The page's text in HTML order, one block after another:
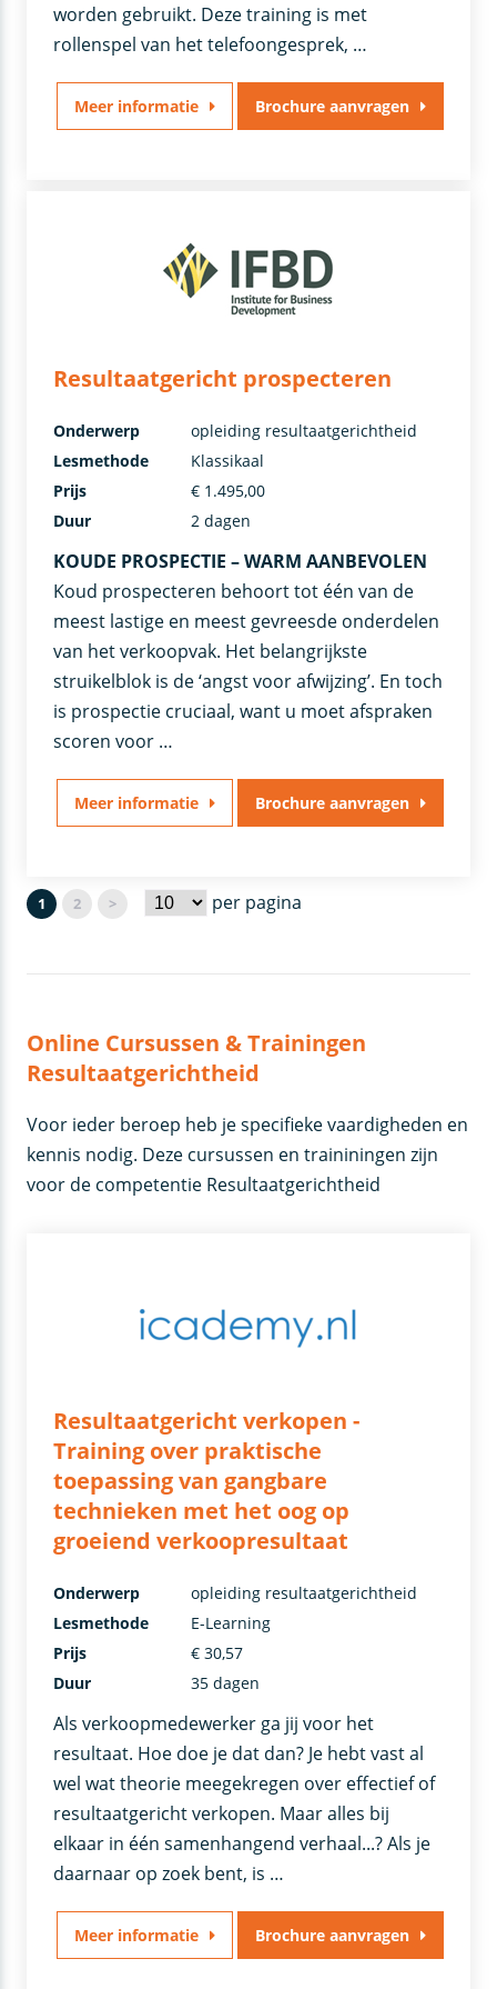
worden gebruikt. Deze training is met
rollenspel van het telefoongesprek, …
Meer informatie Brochure aanvragen
Resultaatgericht prospecteren
KOUDE PROSPECTIE – WARM AANBEVOLEN
Koud prospecteren behoort tot één van de
meest lastige en meest gevreesde onderdelen
van het verkoopvak. Het belangrijkste
struikelblok is de ‘angst voor afwijzing’. En toch
is prospectie cruciaal, want u moet afspraken
scoren voor …
Onderwerp
opleiding resultaatgerichtheid
Lesmethode
Klassikaal
Prijs
€ 1.495,00
Duur
2 dagen
Meer informatie Brochure aanvragen
1 2 > per pagina
Online Cursussen & Trainingen
Resultaatgerichtheid
Voor ieder beroep heb je specifieke vaardigheden en
kennis nodig. Deze cursussen en traininingen zijn
voor de competentie Resultaatgerichtheid
Resultaatgericht verkopen -
Training over praktische
toepassing van gangbare
technieken met het oog op
groeiend verkoopresultaat
Als verkoopmedewerker ga jij voor het
resultaat. Hoe doe je dat dan? Je hebt vast al
wel wat theorie meegekregen over effectief of
resultaatgericht verkopen. Maar alles bij
elkaar in één samenhangend verhaal...? Als je
daarnaar op zoek bent, is …
Onderwerp
opleiding resultaatgerichtheid
Lesmethode
E-Learning
Prijs
€ 30,57
Duur
35 dagen
Meer informatie Brochure aanvragen